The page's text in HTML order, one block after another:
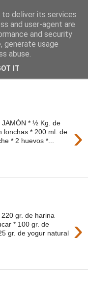
la Gastronomía
›
JAMÓN * ½ Kg. de
lonchas * 200 ml. de
* 2 huevos *...
›
220 gr. de harina
* 100 gr. de
gr. de yogur natural
deliver its services
and user-agent are
and security
generate usage
abuse.
IT